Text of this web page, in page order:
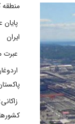
ایران
عبرت